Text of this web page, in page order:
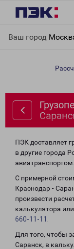
Ваш город
Саранск
ПЭК доставляет
в другие города
авиатранспортом.
С примерной
Краснодар -
произвести
калькулятора
660-11-11
Для того, чтобы
Саранск, в